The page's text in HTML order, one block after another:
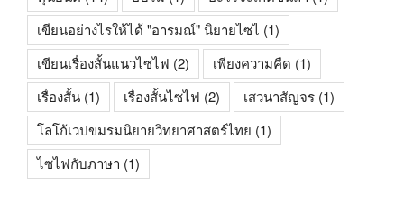
เขียนอย่างไรให้ได้ "อารมณ์" นิยายไซไ (1)
เขียนเรื่องสั้นแนวไซไฟ (2) เพียงความคืด (1)
เรื่องสั้น (1) เรื่องสั้นไซไฟ (2) เสวนาสัญจร (1)
โลโก้เวปขมรมนิยายวิทยาศาสตร์ไทย (1)
ไซไฟกับภาษา (1)